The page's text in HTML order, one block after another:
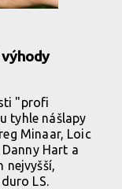
výhody
"profi
tyhle nášlapy
Minaar, Loic
Hart a
nejvyšší,
LS.